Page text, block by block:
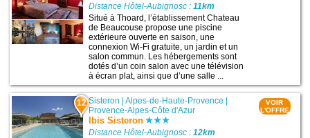
Distance Hôtel-Aubignosc :11km
Situé à Thoard, l’établissement Chateau
de Beaucouse propose une piscine
extérieure ouverte en saison, une
connexion Wi-Fi gratuite, un jardin et un
salon commun. Les hébergements sont
dotés d’un coin salon avec une télévision
à écran plat, ainsi que d’une salle ...
12 Sisteron |Alpes-de-Haute-Provence |
Provence-Alpes-Côte d'Azur
Ibis Sisteron
Distance Hôtel-Aubignosc :12km
VOIR
L'OFFRE